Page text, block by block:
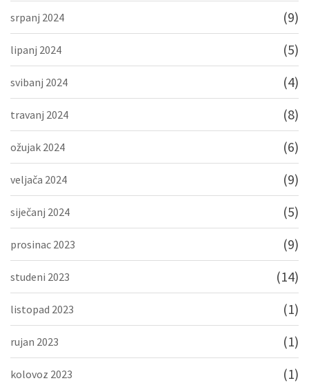
srpanj 2024 (9)
lipanj 2024 (5)
svibanj 2024 (4)
travanj 2024 (8)
ožujak 2024 (6)
veljača 2024 (9)
siječanj 2024 (5)
prosinac 2023 (9)
studeni 2023 (14)
listopad 2023 (1)
rujan 2023 (1)
kolovoz 2023 (1)